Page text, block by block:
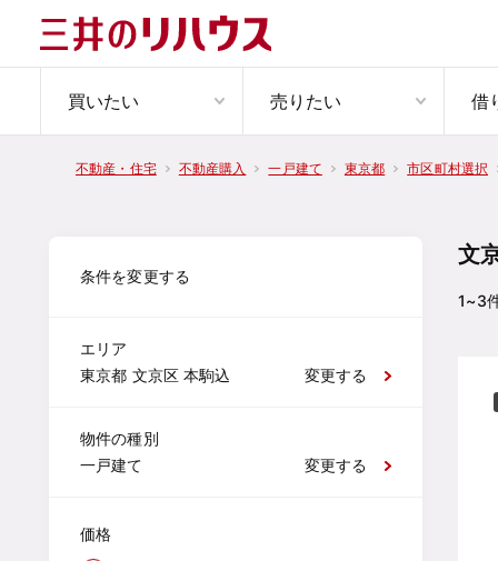
買いたい 売りたい 借
不動産・住宅 不動産購入 一戸建て 東京都 市区町村選択
条件を変更する
エリア
東京都 文京区 本駒込
変更する
物件の種別
一戸建て
変更する
価格
文
1~3